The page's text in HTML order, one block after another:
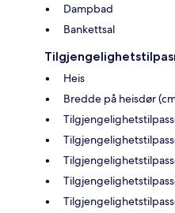
Dampbad
Bankettsal
Heis
Bredde på heisdør